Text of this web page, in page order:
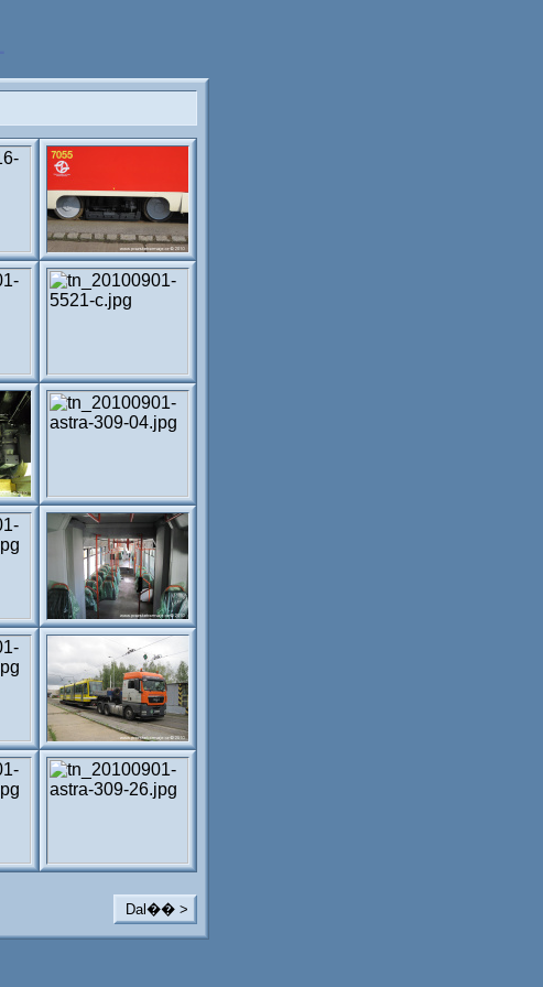
Dal�� >